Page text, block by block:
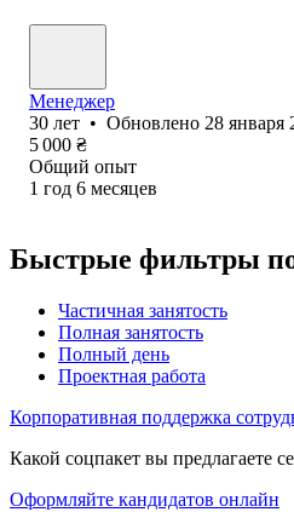
Менеджер
30 лет • Обновлено 28 января
5 000 ₴
Общий опыт
1 год 6 месяцев
Быстрые фильтры
Частичная занятость
Полная занятость
Полный день
Проектная работа
Корпоративная поддержка
Какой соцпакет вы предлагаете
Оформляйте кандидатов онлайн